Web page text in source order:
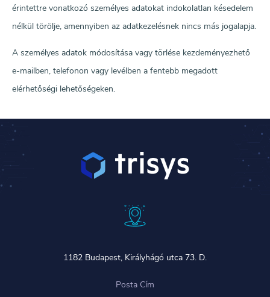
érintettre vonatkozó személyes adatokat indokolatlan késedelem
nélkül törölje, amennyiben az adatkezelésnek nincs más jogalapja.
A személyes adatok módosítása vagy törlése kezdeményezhető
e-mailben, telefonon vagy levélben a fentebb megadott
elérhetőségi lehetőségeken.
1182 Budapest, Királyhágó utca 73. D.
Posta Cím